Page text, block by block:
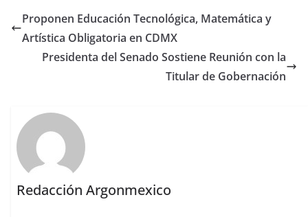
Proponen Educación Tecnológica, Matemática y
Artística Obligatoria en CDMX
Presidenta del Senado Sostiene Reunión con la
Titular de Gobernación
Redacción Argonmexico